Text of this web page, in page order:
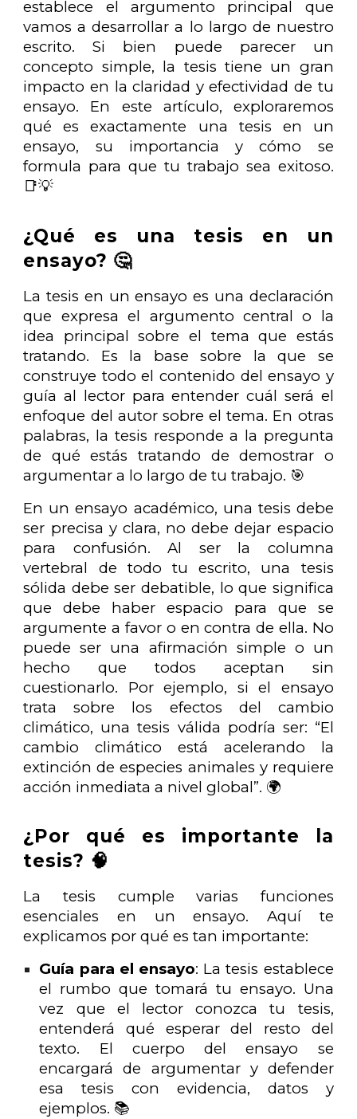
establece el argumento principal que
vamos a desarrollar a lo largo de nuestro
escrito. Si bien puede parecer un
concepto simple, la tesis tiene un gran
impacto en la claridad y efectividad de tu
ensayo. En este artículo, exploraremos
qué es exactamente una tesis en un
ensayo, su importancia y cómo se
formula para que tu trabajo sea exitoso.
📑💡
¿Qué es una tesis en un
ensayo? 🤔
La tesis en un ensayo es una declaración
que expresa el argumento central o la
idea principal sobre el tema que estás
tratando. Es la base sobre la que se
construye todo el contenido del ensayo y
guía al lector para entender cuál será el
enfoque del autor sobre el tema. En otras
palabras, la tesis responde a la pregunta
de qué estás tratando de demostrar o
argumentar a lo largo de tu trabajo. 🎯
En un ensayo académico, una tesis debe
ser precisa y clara, no debe dejar espacio
para confusión. Al ser la columna
vertebral de todo tu escrito, una tesis
sólida debe ser debatible, lo que significa
que debe haber espacio para que se
argumente a favor o en contra de ella. No
puede ser una afirmación simple o un
hecho que todos aceptan sin
cuestionarlo. Por ejemplo, si el ensayo
trata sobre los efectos del cambio
climático, una tesis válida podría ser: “El
cambio climático está acelerando la
extinción de especies animales y requiere
acción inmediata a nivel global”. 🌍
¿Por qué es importante la
tesis? 🧠
La tesis cumple varias funciones
esenciales en un ensayo. Aquí te
explicamos por qué es tan importante:
Guía para el ensayo: La tesis establece
el rumbo que tomará tu ensayo. Una
vez que el lector conozca tu tesis,
entenderá qué esperar del resto del
texto. El cuerpo del ensayo se
encargará de argumentar y defender
esa tesis con evidencia, datos y
ejemplos. 📚